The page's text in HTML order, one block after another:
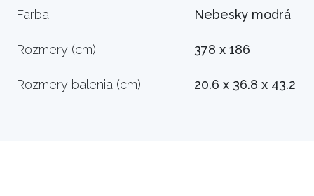
Farba Nebesky modrá
Rozmery (cm) 378 x 186
Rozmery balenia (cm) 20.6 x 36.8 x 43.2